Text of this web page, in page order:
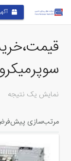
سوپرمیکرو 213LT-563
نمایش یک نتیجه